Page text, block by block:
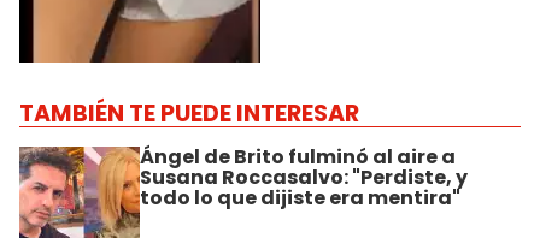
TAMBIÉN TE PUEDE INTERESAR
Ángel de Brito fulminó al aire a
Susana Roccasalvo: "Perdiste, y
todo lo que dijiste era mentira"